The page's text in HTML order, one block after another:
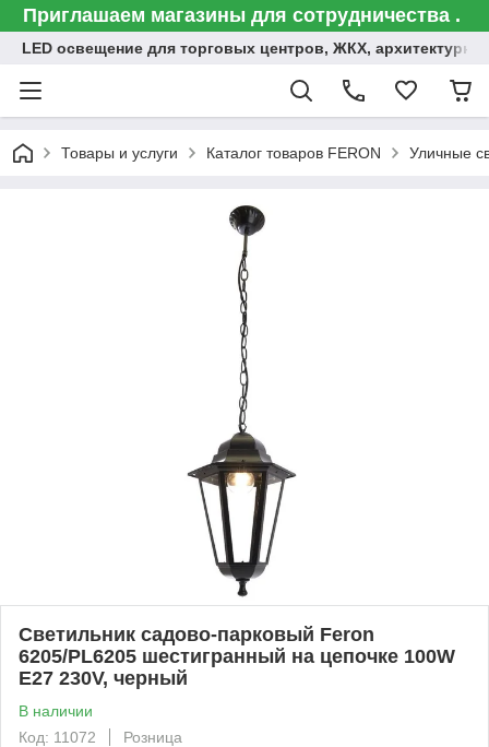
Приглашаем магазины для сотрудничества .
LED освещение для торговых центров, ЖКХ,
Товары и услуги Каталог товаров FERON Уличные
Светильник садово-парковый Feron
6205/PL6205 шестигранный на цепочке 100W
E27 230V, черный
В наличии
Код: 11072
Розница